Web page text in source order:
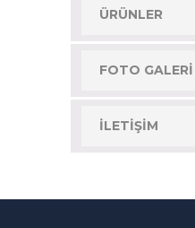
ÜRÜNLER
FOTO GALERI
İLETIŞIM